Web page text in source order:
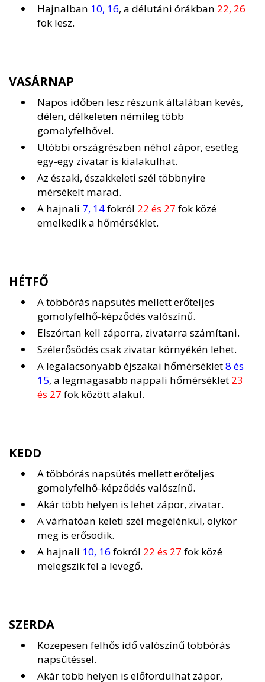
Hajnalban 10, 16, a délutáni órákban 22, 26
fok lesz.
VASÁRNAP
Napos időben lesz részünk általában kevés,
délen, délkeleten némileg több
gomolyfelhővel.
Utóbbi országrészben néhol zápor, esetleg
egy-egy zivatar is kialakulhat.
Az északi, északkeleti szél többnyire
mérsékelt marad.
A hajnali 7, 14fokról 22 és 27 fok közé
emelkedik a hőmérséklet.
HÉTFŐ
A többórás napsütés mellett erőteljes
gomolyfelhő-képződés valószínű.
Elszórtan kell záporra, zivatarra számítani.
Szélerősödés csak zivatar környékén lehet.
A legalacsonyabb éjszakai hőmérséklet8 és
15, a legmagasabb nappali hőmérséklet 23
és 27 fok között alakul.
KEDD
A többórás napsütés mellett erőteljes
gomolyfelhő-képződés valószínű.
Akár több helyen is lehet zápor, zivatar.
A várhatóan keleti szél megélénkül, olykor
meg is erősödik.
A hajnali 10, 16 fokról 22 és 27 fok közé
melegszik fel a levegő.
SZERDA
Közepesen felhős idő valószínű többórás
napsütéssel.
Akár több helyen is előfordulhat zápor,